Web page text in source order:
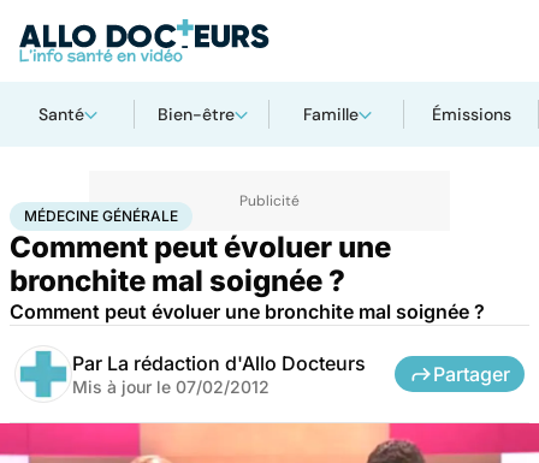
Santé Bien-être Famille Émissions
AccueilSantéMaladies Médecine générale
MÉDECINE GÉNÉRALE
Comment peut évoluer une
bronchite mal soignée ?
Comment peut évoluer une bronchite mal soignée ?
Par La rédaction d'Allo Docteurs
Mis à jour le 07/02/2012
Partager